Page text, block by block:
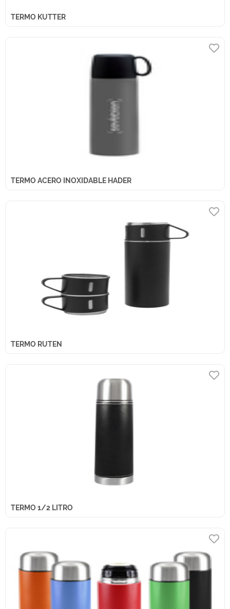
TERMO KUTTER
TERMO ACERO INOXIDABLE HADER
TERMO RUTEN
TERMO 1/2 LITRO